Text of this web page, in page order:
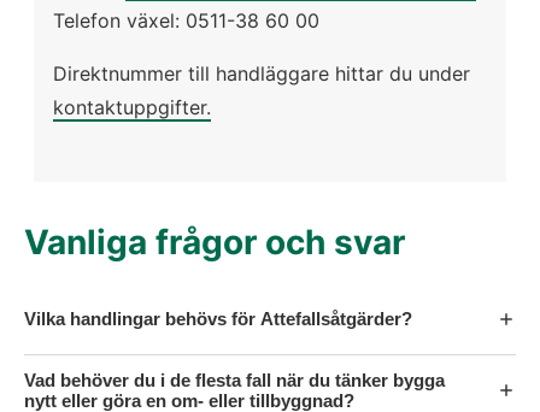
Telefon växel: 0511-38 60 00
kontaktuppgifter.
Vanliga frågor och svar
Vilka handlingar behövs för Attefallsåtgärder?
Vad behöver du i de flesta fall när du tänker bygga
nytt eller göra en om- eller tillbyggnad?